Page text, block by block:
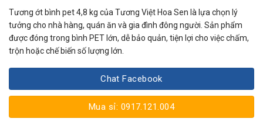
Tương ớt bình pet 4,8 kg của Tương Việt Hoa Sen là lựa chọn lý
tưởng cho nhà hàng, quán ăn và gia đình đông người. Sản phẩm
được đóng trong bình PET lớn, dễ bảo quản, tiện lợi cho việc chấm,
trộn hoặc chế biến số lượng lớn.
Chat Facebook
Mua sỉ: 0917.121.004